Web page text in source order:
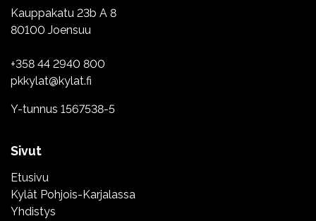
Kauppakatu 23b A 8
80100 Joensuu
+358 44 2940 800
pkkylat@kylat.fi
Y-tunnus 1567538-5
Sivut
Etusivu
Kylät Pohjois-Karjalassa
Yhdistys